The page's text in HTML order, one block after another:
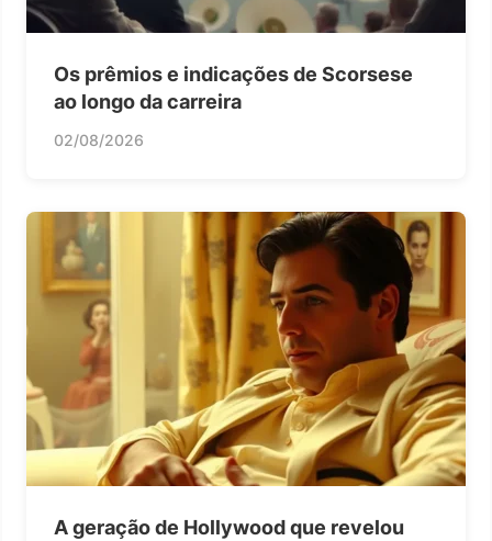
Os prêmios e indicações de Scorsese
ao longo da carreira
02/08/2026
A geração de Hollywood que revelou